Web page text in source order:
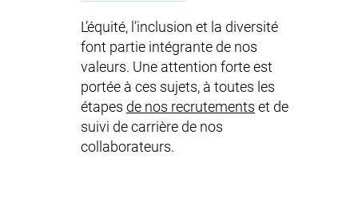
L’équité, l’inclusion et la diversité
font partie intégrante de nos
valeurs. Une attention forte est
portée à ces sujets, à toutes les
étapes de nos recrutements et de
suivi de carrière de nos
collaborateurs.